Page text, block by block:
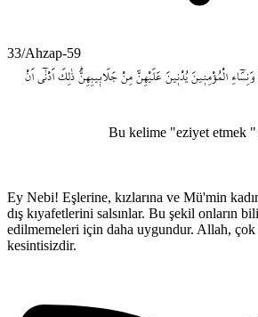
33/Ahzap-59
وَنِسَٓاءِ الْمُؤْمِن۪ينَ يُدْن۪ينَ عَلَيْهِنَّ مِنْ جَلَاب۪يبِهِنَّۜ ذٰلِكَ اَدْنٰٓى
اَنْ
Bu kelime "eziyet etmek
Ey Nebi! Eşlerine, kızlarına ve Mü'min
dış kıyafetlerini salsınlar. Bu şekil onların
edilmemeleri için daha uygundur. Allah, çok
kesintisizdir.